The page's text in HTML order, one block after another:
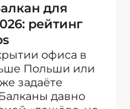
для
рейтинг
офиса в
Польши или
задаёте
давно